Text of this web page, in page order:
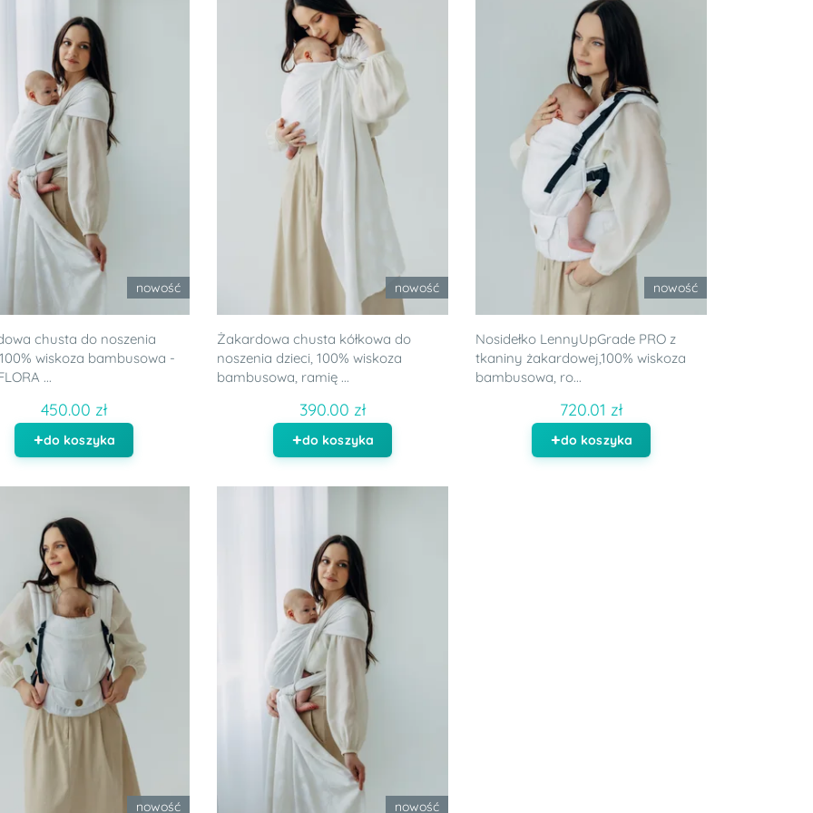
nowość
chusta do noszenia
wiskoza bambusowa -
...
450.00 zł
do koszyka
nowość
Żakardowa chusta kółkowa do
noszenia dzieci, 100% wiskoza
bambusowa, ramię ...
390.00 zł
do koszyka
nowość
Nosidełko LennyUpGrade PRO z
tkaniny żakardowej,100% wiskoza
bambusowa, ro...
720.01 zł
do koszyka
nowość nowość